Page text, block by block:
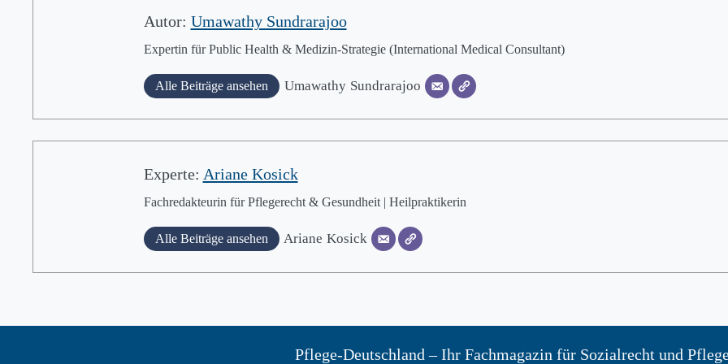
Autor: Umawathy Sundrarajoo
Expertin für Public Health & Medizin-Strategie (International Medical Consultant)
Alle Beiträge ansehen Umawathy Sundrarajoo
Experte: Ariane Kosick
Fachredakteurin für Pflegerecht & Gesundheit | Heilpraktikerin
Alle Beiträge ansehen Ariane Kosick
Pflege-Deutschland – Ihr Fachmagazin für Sozialrecht und